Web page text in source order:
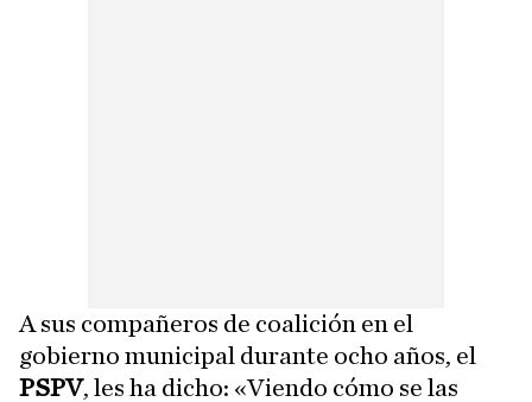
A sus compañeros de coalición en el
gobierno municipal durante ocho años, el
PSPV, les ha dicho: «Viendo cómo se las